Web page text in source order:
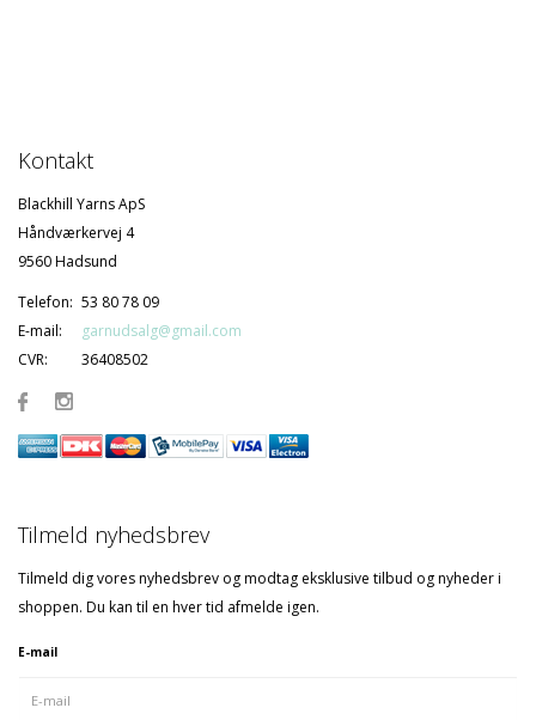
Kontakt
Blackhill Yarns ApS
Håndværkervej 4
9560 Hadsund
Telefon: 53 80 78 09
E-mail:
garnudsalg@gmail.com
CVR:
36408502
Tilmeld nyhedsbrev
Tilmeld dig vores nyhedsbrev og modtag eksklusive tilbud og nyheder i
shoppen. Du kan til en hver tid afmelde igen.
E-mail